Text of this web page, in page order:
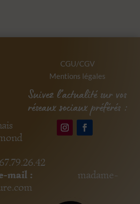
mail :
madame-
CGU/CGV
Mentions légales
Suivez l’actualité sur vos
réseaux sociaux préférés :